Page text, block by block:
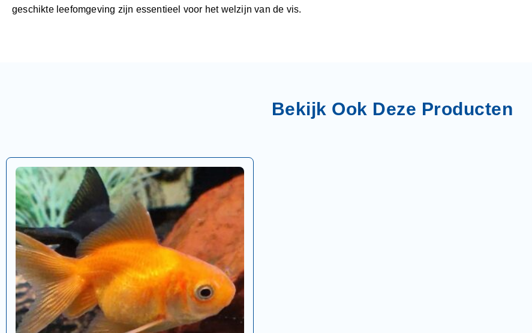
geschikte leefomgeving zijn essentieel voor het welzijn van de vis.